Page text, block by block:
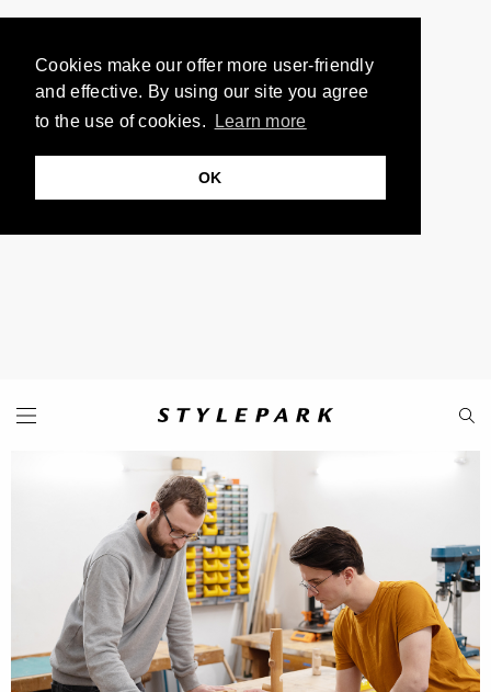
Cookies make our offer more user-friendly
and effective. By using our site you agree
to the use of cookies.
Learn more
OK